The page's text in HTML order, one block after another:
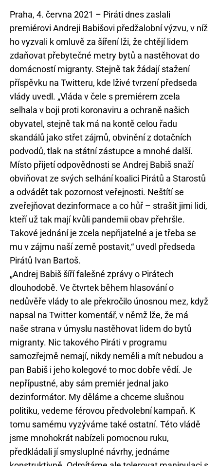
Praha, 4. června 2021 – Piráti dnes zaslali
premiérovi Andreji Babišovi předžalobní výzvu, v níž
ho vyzvali k omluvě za šíření lži, že chtějí lidem
zdaňovat přebytečné metry bytů a nastěhovat do
domácností migranty. Stejně tak žádají stažení
příspěvku na Twitteru, kde lživé tvrzení předseda
vlády uvedl. „Vláda v čele s premiérem zcela
selhala v boji proti koronaviru a ochraně našich
obyvatel, stejně tak má na kontě celou řadu
skandálů jako střet zájmů, obvinění z dotačních
podvodů, tlak na státní zástupce a mnohé další.
Místo přijetí odpovědnosti se Andrej Babiš snaží
obviňovat ze svých selhání koalici Pirátů a Starostů
a odvádět tak pozornost veřejnosti. Neštítí se
zveřejňovat dezinformace a co hůř – strašit jimi lidi,
kteří už tak mají kvůli pandemii obav přehršle.
Takové jednání je zcela nepřijatelné a je třeba se
mu v zájmu naší země postavit,“ uvedl předseda
Pirátů Ivan Bartoš.
„Andrej Babiš šíří falešné zprávy o Pirátech
dlouhodobě. Ve čtvrtek během hlasování o
nedůvěře vlády to ale překročilo únosnou mez, když
napsal na Twitter komentář, v němž lže, že má
naše strana v úmyslu nastěhovat lidem do bytů
migranty. Nic takového Piráti v programu
samozřejmě nemají, nikdy neměli a mít nebudou a
pan Babiš i jeho kolegové to moc dobře vědí. Je
nepřípustné, aby sám premiér jednal jako
dezinformátor. My děláme a chceme slušnou
politiku, vedeme férovou předvolební kampaň. K
tomu samému vyzýváme také ostatní. Této vládě
jsme mnohokrát nabízeli pomocnou ruku,
předkládali jí smysluplné návrhy, jednáme